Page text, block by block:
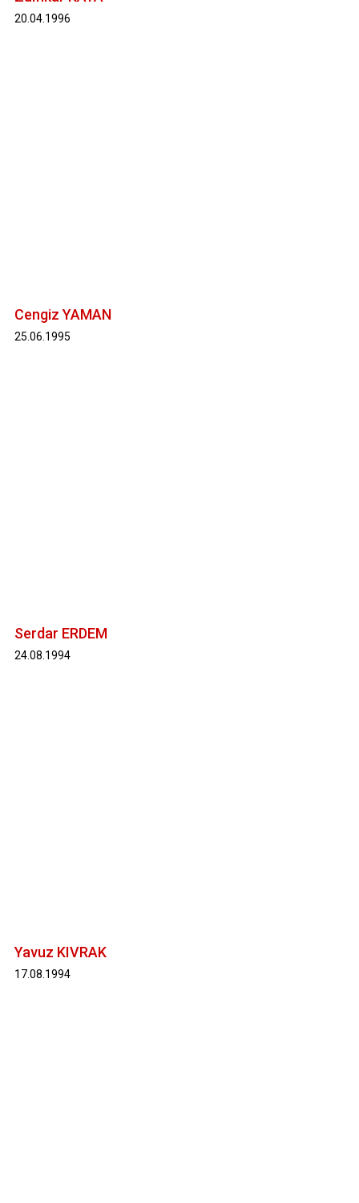
20.04.1996
Cengiz YAMAN
25.06.1995
Serdar ERDEM
24.08.1994
Yavuz KIVRAK
17.08.1994